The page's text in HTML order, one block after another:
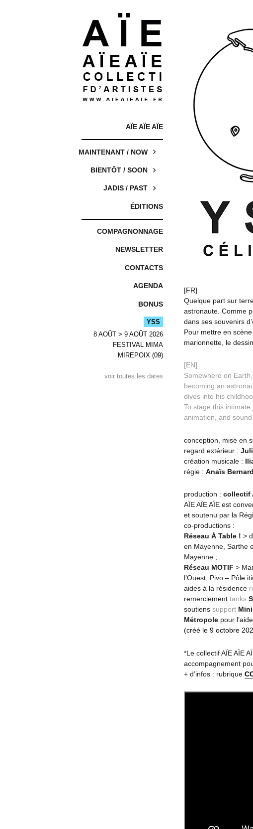
AÏE AÏE AÏE
MAINTENANT / NOW
BIENTÔT / SOON
JADIS / PAST
ÉDITIONS
COMPAGNONNAGE
NEWSLETTER
CONTACTS
AGENDA
BONUS
YSS
8 AOÛT > 9 AOÛT 2026
FESTIVAL MIMA
MIREPOIX (09)
voir toutes les dates
[FR]
Quelque part sur
astronaute. Comme
dans ses souvenirs
Pour mettre en
marionnette, le
[EN]
Somewhere on
becoming an
dives into his
To stage this
animation, and
conception, mise en
regard extérieur :
création musicale :
régie : Anaïs Bernard
production : collectif
AÏE AÏE AÏE est
et soutenu par la
co-productions :
Réseau À Table ! >
en Mayenne, Sarthe
Mayenne ;
Réseau MOTIF >
l’Ouest, Pivo – Pôle
aides à la résidence
remerciement tanks
soutiens support
Métropole pour
(créé le 9 octobre
*Le collectif AÏE AÏE
accompagnement
+ d’infos : rubrique